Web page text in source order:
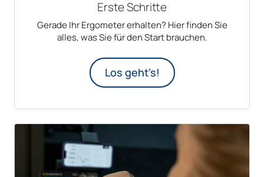
Erste Schritte
Gerade Ihr Ergometer erhalten? Hier finden Sie
alles, was Sie für den Start brauchen.
Los geht’s!